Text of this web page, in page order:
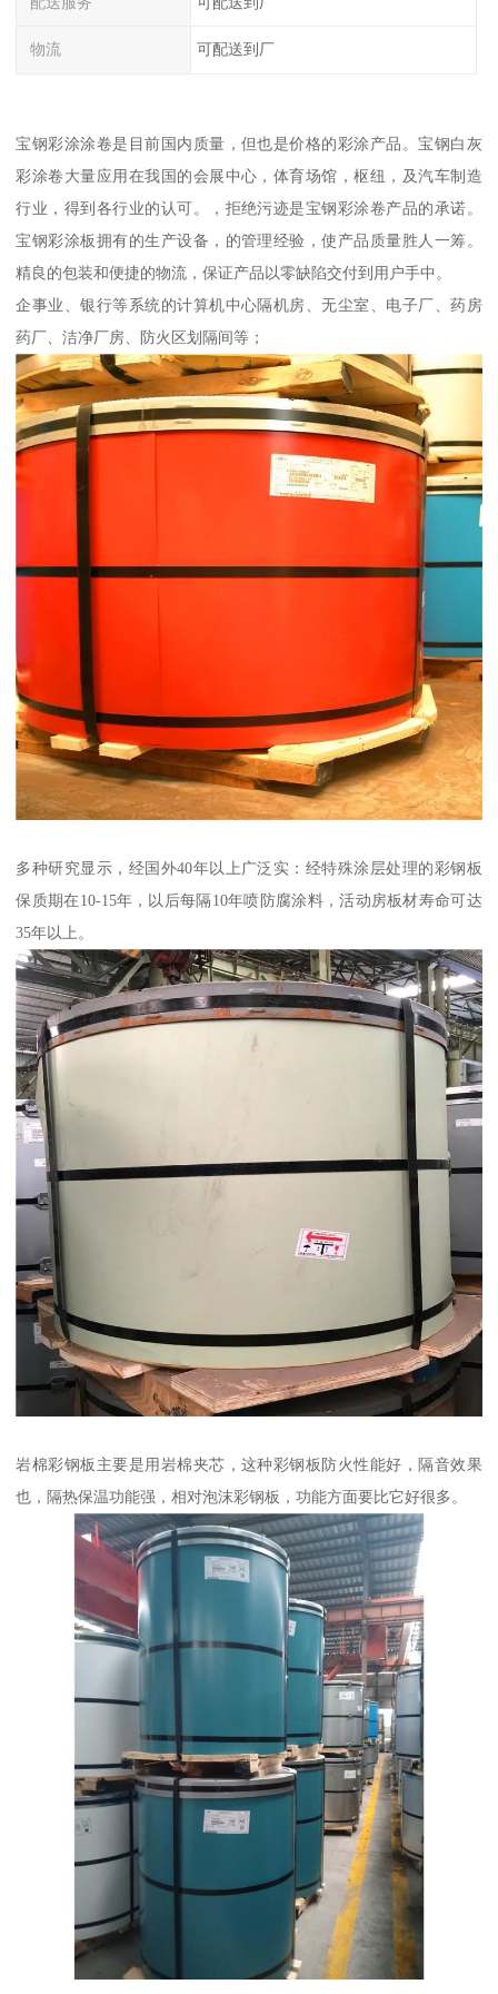
物流 可配送到厂
宝钢彩涂涂卷是目前国内质量，但也是价格的彩涂产品。宝钢白灰
彩涂卷大量应用在我国的会展中心，体育场馆，枢纽，及汽车制造
行业，得到各行业的认可。，拒绝污迹是宝钢彩涂卷产品的承诺。
宝钢彩涂板拥有的生产设备，的管理经验，使产品质量胜人一筹。
精良的包装和便捷的物流，保证产品以零缺陷交付到用户手中。
企事业、银行等系统的计算机中心隔机房、无尘室、电子厂、药房
药厂、洁净厂房、防火区划隔间等；
多种研究显示，经国外40年以上广泛实：经特殊涂层处理的彩钢板
保质期在10-15年，以后每隔10年喷防腐涂料，活动房板材寿命可达
35年以上。
岩棉彩钢板主要是用岩棉夹芯，这种彩钢板防火性能好，隔音效果
也，隔热保温功能强，相对泡沫彩钢板，功能方面要比它好很多。